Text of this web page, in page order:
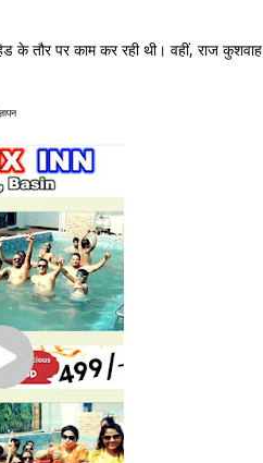
के तौर पर काम कर रही थी। वहीं, राज